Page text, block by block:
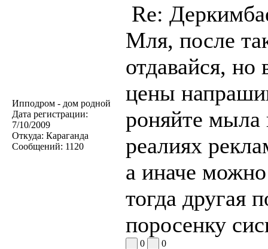
Ипподром - дом родной
Дата регистрации:
7/10/2009
Откуда: Караганда
Сообщений: 1120
Re:
Мля, после
отдавайся, но
цены
роняйте
реалиях
а иначе
тогда другая
поросенку
0 0